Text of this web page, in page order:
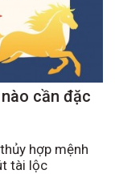
cần đặc
hợp mệnh
tài lộc